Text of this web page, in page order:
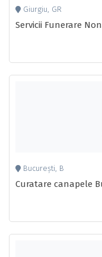
Giurgiu, GR
Servicii Funerare
București, B
Curatare canapele